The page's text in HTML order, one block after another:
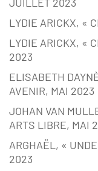
LYDIE ARICKX, «
LYDIE ARICKX, «
2023
ELISABETH
AVENIR, MAI 2023
JOHAN VAN
ARTS LIBRE, MAI
ARGHAËL, «
2023